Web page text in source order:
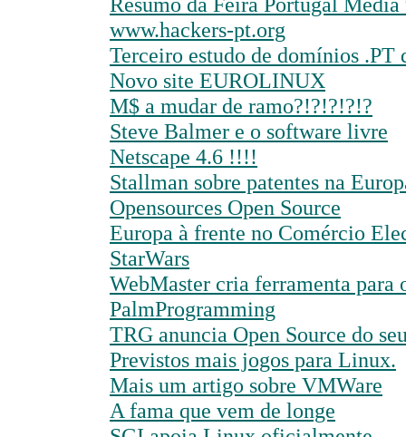
www.hackers-pt.org
Terceiro estudo de domínios .PT
Novo site EUROLINUX
M$ a mudar de ramo?!?!?!?!?
Steve Balmer e o software livre
Netscape 4.6 !!!!
Stallman sobre patentes na
Opensources Open Source
Europa à frente no Comércio
StarWars
WebMaster cria ferramenta para
PalmProgramming
TRG anuncia Open Source do
Previstos mais jogos para Linux.
Mais um artigo sobre VMWare
A fama que vem de longe